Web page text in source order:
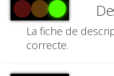
La fiche de
correcte.